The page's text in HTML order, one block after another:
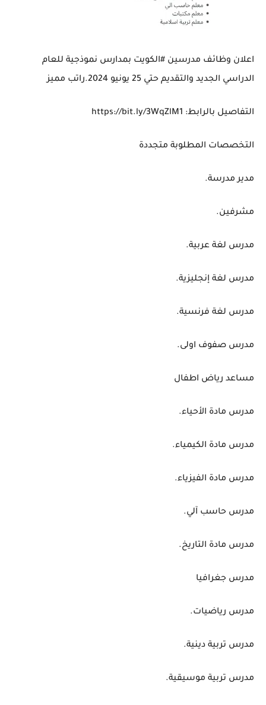
اعلان وظائف مدرسين #الكويت بمدارس نموذجية للعام
الدراسي الجديد والتقديم حتي 25 يونيو 2024.راتب مميز
التفاصيل بالرابط: https://bit.ly/3WqZlM1
التخصصات المطلوبة متجددة
مدير مدرسة.
مشرفين.
مدرس لغة عربية.
مدرس لغة إنجليزية.
مدرس لغة فرنسية.
مدرس صفوف اولى.
مساعد رياض اطفال
مدرس مادة الأحياء.
مدرس مادة الكيمياء.
مدرس مادة الفيزياء.
مدرس حاسب آلي.
مدرس مادة التاريخ.
مدرس جغرافيا
مدرس رياضيات.
مدرس تربية دينية.
مدرس تربية موسيقية.